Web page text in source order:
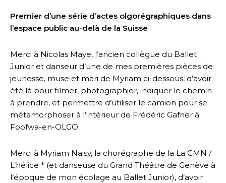
Premier d’une série d’actes olgorégraphiques dans
l’espace public au-delà de la Suisse
Merci à Nicolas Maye, l’ancien collègue du Ballet
Junior et danseur d’une de mes premières pièces de
jeunesse, muse et mari de Myriam ci-dessous, d’avoir
été là pour filmer, photographier, indiquer le chemin
à prendre, et permettre d’utiliser le camion pour se
métamorphoser à l’intérieur de Frédéric Gafner à
Foofwa-en-OLGO.
Merci à Myriam Naisy, la chorégraphe de la La CMN /
L’hélice * (et danseuse du Grand Théâtre de Genève à
l’époque de mon écolage au Ballet Junior), d’avoir